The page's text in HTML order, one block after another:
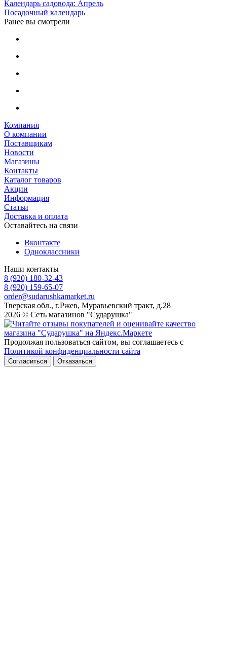
Календарь садовода: Апрель
Посадочный календарь
Ранее вы смотрели
Компания
О компании
Поставщикам
Новости
Магазины
Контакты
Каталог товаров
Акции
Информация
Статьи
Доставка и оплата
Оставайтесь на связи
Вконтакте
Одноклассники
Наши контакты
8 (920) 180-32-43
8 (920) 159-65-07
order@sudarushkamarket.ru
Тверская обл., г.Ржев, Муравьевский тракт, д.28
2026 © Сеть магазинов "Сударушка"
Продолжая пользоваться сайтом, вы соглашаетесь с
Политикой конфиденциальности сайта
Согласиться Отказаться